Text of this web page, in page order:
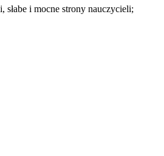
i mocne strony nauczycieli;